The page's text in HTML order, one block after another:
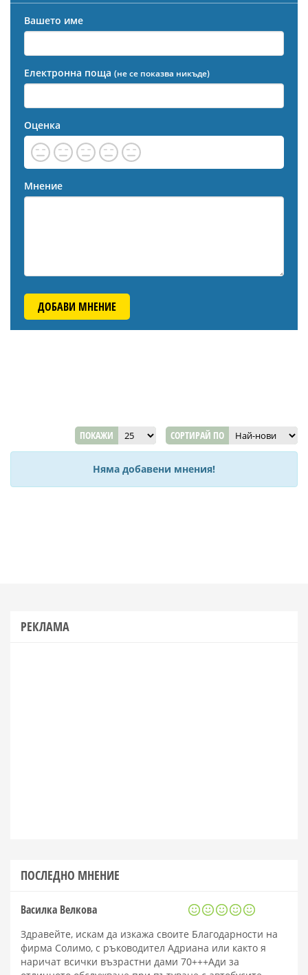
Вашето име
Електронна поща (не се показва никъде)
Оценка
Мнение
ДОБАВИ МНЕНИЕ
ПОКАЖИ СОРТИРАЙ ПО
Няма добавени мнения!
РЕКЛАМА
ПОСЛЕДНО МНЕНИЕ
Василка Велкова
Здравейте, искам да изкажа своите Благодарности на
фирма Солимо, с ръководител Адриана или както я
наричат всички възрастни дами 70+++Ади за